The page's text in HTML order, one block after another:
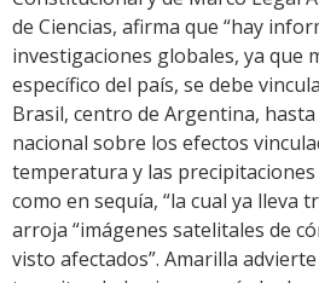
de Ciencias, afirma que “hay
investigaciones globales, ya que
específico del país, se debe
Brasil, centro de Argentina, hasta
nacional sobre los efectos
temperatura y las
como en sequía, “la cual ya lleva
arroja “imágenes satelitales de
visto afectados”. Amarilla